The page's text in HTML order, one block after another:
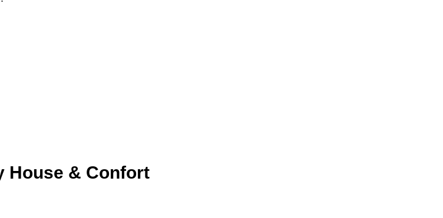
House & Confort